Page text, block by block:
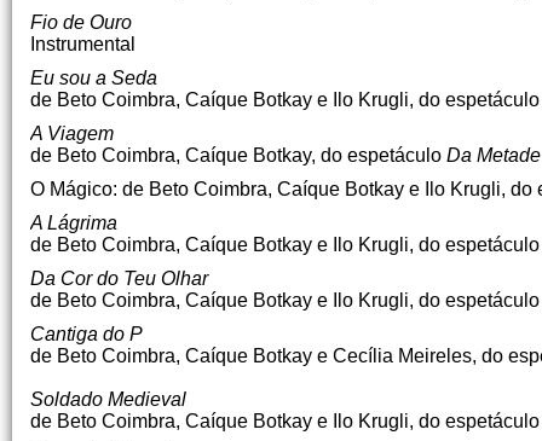
Fio de Ouro
Instrumental
Eu sou a Seda
de Beto Coimbra, Caíque Botkay e Ilo Krugli, do
A Viagem
de Beto Coimbra, Caíque Botkay, do espetáculo Da
O Mágico: de Beto Coimbra, Caíque Botkay e Ilo Krugli,
A Lágrima
de Beto Coimbra, Caíque Botkay e Ilo Krugli, do
Da Cor do Teu Olhar
de Beto Coimbra, Caíque Botkay e Ilo Krugli, do
Cantiga do P
de Beto Coimbra, Caíque Botkay e Cecília Meireles, do
Soldado Medieval
de Beto Coimbra, Caíque Botkay e Ilo Krugli, do